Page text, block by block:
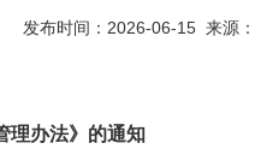
发布时间：2026-06-15 来源：
理办法》的通知